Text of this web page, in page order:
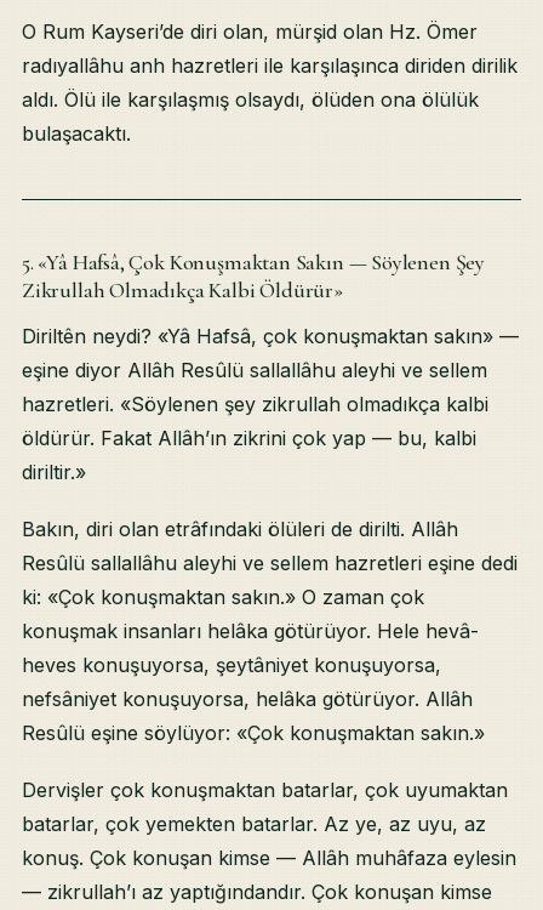
O Rum Kayseri’de diri olan, mürşid olan Hz. Ömer
radıyallâhu anh hazretleri ile karşılaşınca diriden dirilik
aldı. Ölü ile karşılaşmış olsaydı, ölüden ona ölülük
bulaşacaktı.
5. «Yâ Hafsâ, Çok Konuşmaktan Sakın — Söylenen Şey
Zikrullah Olmadıkça Kalbi Öldürür»
Diriltên neydi? «Yâ Hafsâ, çok konuşmaktan sakın» —
eşine diyor Allâh Resûlü sallallâhu aleyhi ve sellem
hazretleri. «Söylenen şey zikrullah olmadıkça kalbi
öldürür. Fakat Allâh’ın zikrini çok yap — bu, kalbi
diriltir.»
Bakın, diri olan etrâfındaki ölüleri de dirilti. Allâh
Resûlü sallallâhu aleyhi ve sellem hazretleri eşine dedi
ki: «Çok konuşmaktan sakın.» O zaman çok
konuşmak insanları helâka götürüyor. Hele hevâ-
heves konuşuyorsa, şeytâniyet konuşuyorsa,
nefsâniyet konuşuyorsa, helâka götürüyor. Allâh
Resûlü eşine söylüyor: «Çok konuşmaktan sakın.»
Dervişler çok konuşmaktan batarlar, çok uyumaktan
batarlar, çok yemekten batarlar. Az ye, az uyu, az
konuş. Çok konuşan kimse — Allâh muhâfaza eylesin
— zikrullah’ı az yaptığındandır. Çok konuşan kimse